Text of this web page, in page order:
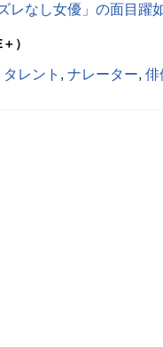
レなし女優」の面目躍
）
タレント , ナレーター, 俳